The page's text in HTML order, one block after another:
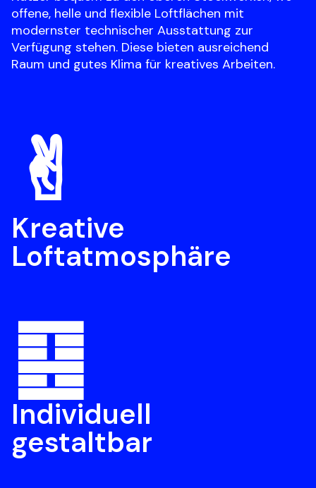
offene, helle und flexible Loftflächen mit
modernster technischer Ausstattung zur
Verfügung stehen. Diese bieten ausreichend
Raum und gutes Klima für kreatives Arbeiten.
✌︎
Kreative
Loftatmosphäre
䷕
Individuell
gestaltbar